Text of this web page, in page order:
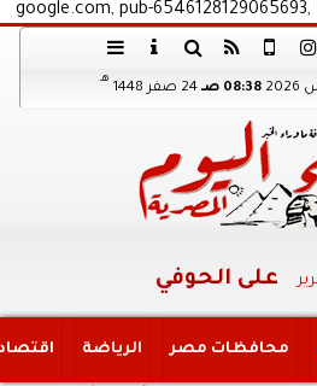
google.com, pub-
08:38 صـ 24 صفر 1448
هـ
على الحوفي
محافظات مصر الرياضة